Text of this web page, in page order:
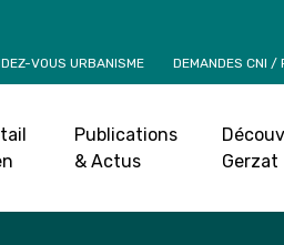
VOUS URBANISME DEMANDES CNI /
Publications
& Actus
Gerzat